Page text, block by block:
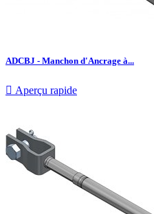
ADCBJ - Manchon d'Ancrage à...
 Aperçu rapide